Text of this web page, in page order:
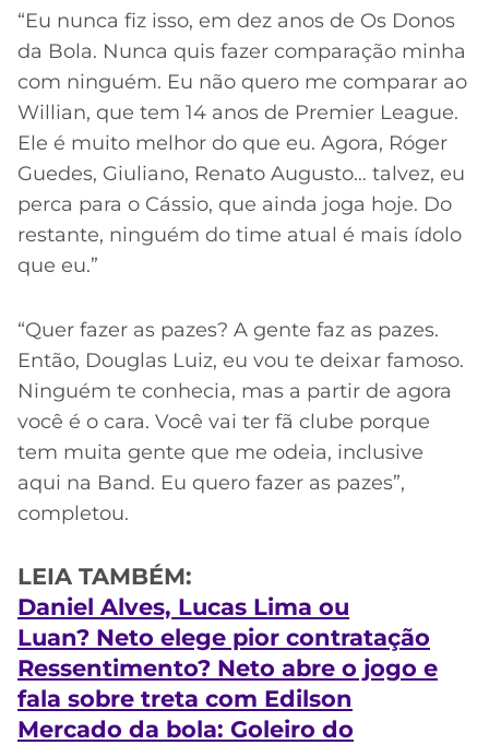
“Eu nunca fiz isso, em dez anos de Os Donos
da Bola. Nunca quis fazer comparação minha
com ninguém. Eu não quero me comparar ao
Willian, que tem 14 anos de Premier League.
Ele é muito melhor do que eu. Agora, Róger
Guedes, Giuliano, Renato Augusto… talvez, eu
perca para o Cássio, que ainda joga hoje. Do
restante, ninguém do time atual é mais ídolo
que eu.”
“Quer fazer as pazes? A gente faz as pazes.
Então, Douglas Luiz, eu vou te deixar famoso.
Ninguém te conhecia, mas a partir de agora
você é o cara. Você vai ter fã clube porque
tem muita gente que me odeia, inclusive
aqui na Band. Eu quero fazer as pazes”,
completou.
LEIA TAMBÉM:
Daniel Alves, Lucas Lima ou
Luan? Neto elege pior contratação
Ressentimento? Neto abre o jogo e
fala sobre treta com Edilson
Mercado da bola: Goleiro do